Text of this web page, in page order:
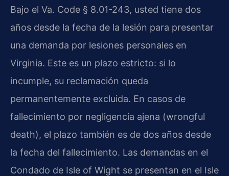
Bajo el Va. Code § 8.01-243, usted tiene dos
años desde la fecha de la lesión para presentar
una demanda por lesiones personales en
Virginia. Este es un plazo estricto: si lo
incumple, su reclamación queda
permanentemente excluida. En casos de
fallecimiento por negligencia ajena (wrongful
death), el plazo también es de dos años desde
la fecha del fallecimiento. Las demandas en el
Condado de Isle of Wight se presentan en el Isle